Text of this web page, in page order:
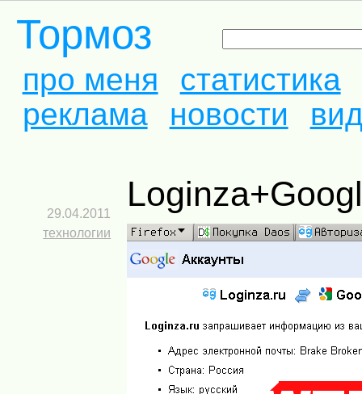
Тормоз
про меня
статистика
реклама
новости
29.04.2011
технологии